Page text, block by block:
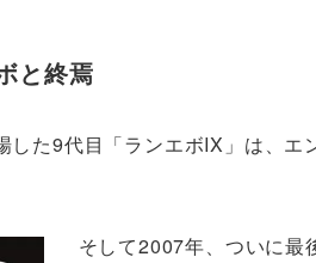
と終焉
した9代目「ランエボIX」は、
そして2007年、ついに最